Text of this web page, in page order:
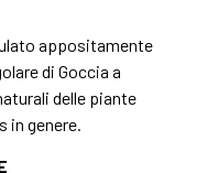
appositamente
di Goccia a
delle piante
in genere.